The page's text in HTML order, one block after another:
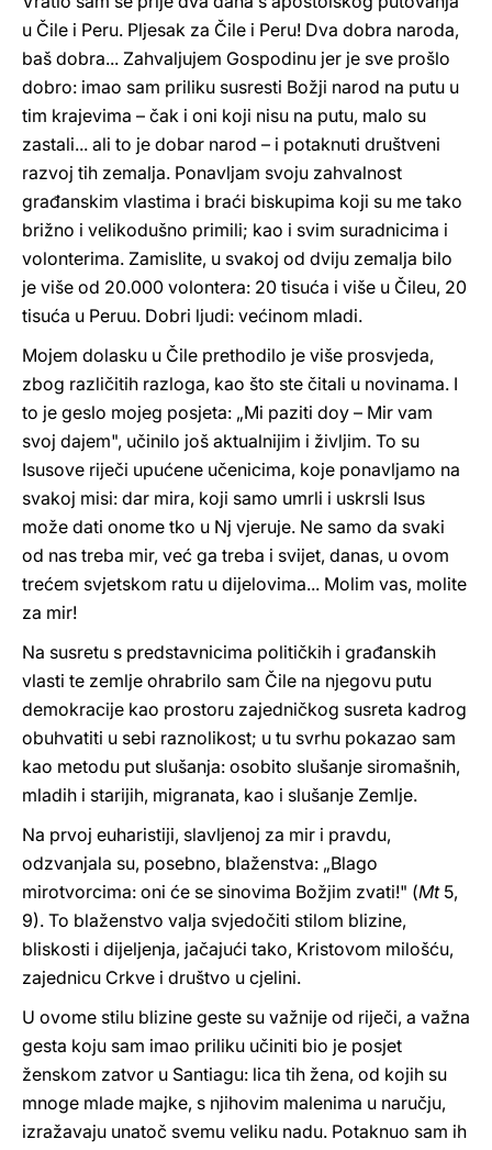
u Čile i Peru. Pljesak za Čile i Peru! Dva dobra naroda,
baš dobra... Zahvaljujem Gospodinu jer je sve prošlo
dobro: imao sam priliku susresti Božji narod na putu u
tim krajevima – čak i oni koji nisu na putu, malo su
zastali... ali to je dobar narod – i potaknuti društveni
razvoj tih zemalja. Ponavljam svoju zahvalnost
građanskim vlastima i braći biskupima koji su me tako
brižno i velikodušno primili; kao i svim suradnicima i
volonterima. Zamislite, u svakoj od dviju zemalja bilo
je više od 20.000 volontera: 20 tisuća i više u Čileu, 20
tisuća u Peruu. Dobri ljudi: većinom mladi.
Mojem dolasku u Čile prethodilo je više prosvjeda,
zbog različitih razloga, kao što ste čitali u novinama. I
to je geslo mojeg posjeta: „Mi paziti doy – Mir vam
svoj dajem", učinilo još aktualnijim i življim. To su
Isusove riječi upućene učenicima, koje ponavljamo na
svakoj misi: dar mira, koji samo umrli i uskrsli Isus
može dati onome tko u Nj vjeruje. Ne samo da svaki
od nas treba mir, već ga treba i svijet, danas, u ovom
trećem svjetskom ratu u dijelovima... Molim vas, molite
za mir!
Na susretu s predstavnicima političkih i građanskih
vlasti te zemlje ohrabrilo sam Čile na njegovu putu
demokracije kao prostoru zajedničkog susreta kadrog
obuhvatiti u sebi raznolikost; u tu svrhu pokazao sam
kao metodu put slušanja: osobito slušanje siromašnih,
mladih i starijih, migranata, kao i slušanje Zemlje.
Na prvoj euharistiji, slavljenoj za mir i pravdu,
odzvanjala su, posebno, blaženstva: „Blago
mirotvorcima: oni će se sinovima Božjim zvati!" (Mt5,
9). To blaženstvo valja svjedočiti stilom blizine,
bliskosti i dijeljenja, jačajući tako, Kristovom milošću,
zajednicu Crkve i društvo u cjelini.
U ovome stilu blizine geste su važnije od riječi, a važna
gesta koju sam imao priliku učiniti bio je posjet
ženskom zatvor u Santiagu: lica tih žena, od kojih su
mnoge mlade majke, s njihovim malenima u naručju,
izražavaju unatoč svemu veliku nadu. Potaknuo sam ih